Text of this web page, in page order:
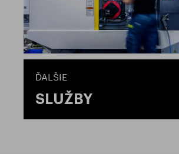
ĎALŠIE
SLUŽBY